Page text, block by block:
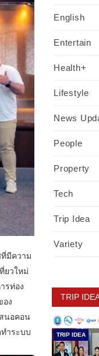
ที่มีความ
ยวใหม่
รท่อง
อง
นอคอน
ำระบบ
English
Entertain
Health+
Lifestyle
News
People
Property
Tech
Trip Idea
Variety
TRIP
TRIP IDEA